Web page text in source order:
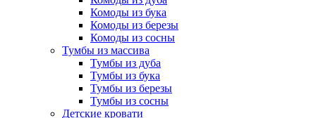
Комоды из бука
Комоды из березы
Комоды из сосны
Тумбы из массива
Тумбы из дуба
Тумбы из бука
Тумбы из березы
Тумбы из сосны
Детские кровати